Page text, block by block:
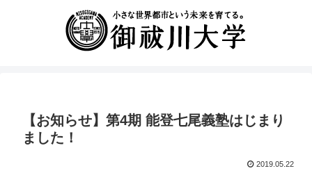
【お知らせ】第4期 能登七尾義塾はじまり
ました！
2019.05.22